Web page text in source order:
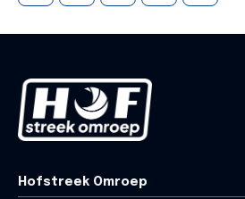
Hofstreek Omroep